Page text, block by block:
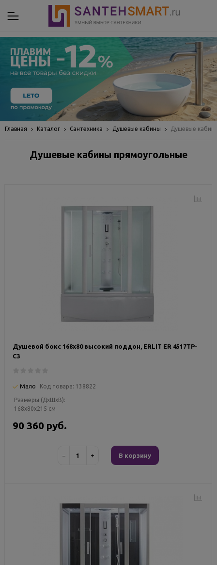
Главная Каталог Сантехника Душевые кабины Душевые
Душевые кабины прямоугольные
Душевой бокс 168х80 высокий поддон, ERLIT ER 4517TP-
C3
Мало Код товара: 138822
Размеры (ДxШxВ):
168x80x215 см
90 360 руб.
− + В корзину